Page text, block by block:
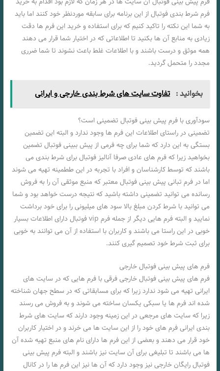
فرم شرط بندی فوتبال از این برنامه برای سابقه موردنظر خود کنند اما باید
به شما این نکته را تاکید کنیم که برای استفاده و خرید این فرم ها دقت
زیادی به منابع آن ها بکنید تا اطلاعاتی که در اختیار شما قرار می دهند
همه موثق و درست باشند و با اطلاعات غلط باعث نشوند تا شما ضرری
مجدد را متحمل گردید.
بخوانید : تفاوت سایت های شرط بندی خارجی و ایرانی
سودآوری با فرم پیش بینی فوتبال تضمینی است؟
تضمینی در راستای اطلاعات این فرم ها وجود ندارد و البته این تضمین
بستگی به این دارد که شما برای چه فرمی از پیش ببینی فوتبال تضمین
بخواهید زیرا که فرم های عادی صرفا آنالیز فوتبال برای شرط بندی می
باشند که توسط کارشناسان و افراد با تجربه در این ططمینه تهیه می شوند
اما در فرم تبانی پیش بینی فوتبال معتبر که منبع موثقی آن را به فروش
رسانده می توانید تضمینی داشته باشید که نتیجه درست خواهد بود و شما
می توانید با شرط کردن مبلغ بالا سود های میلیونی را برای خود برداشت
نمایید و البته فرم هایی دیگر از جمله فرم vip فوتبال دارای اطلاعات بسیار
خوبی در این راستا می باشند و کاربران با استفاده از آن می توانند به خوبی
برای ثبت شرط خود تصمیم گیری کنند.
فرم های پیش بینی فوتبال خارجی
فرم های پیش بینی فوتبال خارجی فرقی با فرم هایی که در سایت های
ایرانی تهیه می شود ندارد زیرا که برای مسابقاتی که در سطح جهان شناخته
شده اند فرم ها یا سبکی یکسان ساخته می شوند و به فروش می رسند
زیرا که سایت های مرجعی در این زمینه وجود دارند که سایت های شرط
بندی ایرانی فرم های خود را از این سایت ها می خرند و در اختیار کاربران
خود قرار می دهند و بعضی از این فرم ها دارای نام های منبع تهیه شده آن
ها می باشند تا تبلیغی برای آن سایت نیز باشند و البته فرم پیش بینی
فوتبال رایگان خارجی نیز وجود دارد که آن ها نیز این فرم ها را در کانال